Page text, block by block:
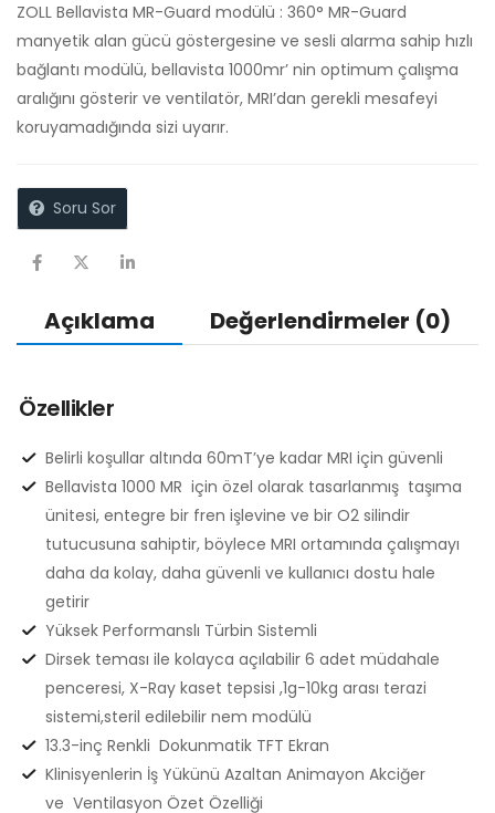
ZOLL Bellavista MR-Guard modülü : 360° MR-Guard
manyetik alan gücü göstergesine ve sesli alarma sahip hızlı
bağlantı modülü, bellavista 1000mr’ nin optimum çalışma
aralığını gösterir ve ventilatör, MRI’dan gerekli mesafeyi
koruyamadığında sizi uyarır.
Soru Sor
Açıklama Değerlendirmeler (0)
Özellikler
Belirli koşullar altında 60mT’ye kadar MRI için güvenli
Bellavista 1000 MR için özel olarak tasarlanmış taşıma
ünitesi, entegre bir fren işlevine ve bir O2 silindir
tutucusuna sahiptir, böylece MRI ortamında çalışmayı
daha da kolay, daha güvenli ve kullanıcı dostu hale
getirir
Yüksek Performanslı Türbin Sistemli
Dirsek teması ile kolayca açılabilir 6 adet müdahale
penceresi, X-Ray kaset tepsisi ,1g-10kg arası terazi
sistemi,steril edilebilir nem modülü
13.3-inç Renkli Dokunmatik TFT Ekran
Klinisyenlerin İş Yükünü Azaltan Animayon Akciğer
ve Ventilasyon Özet Özelliği